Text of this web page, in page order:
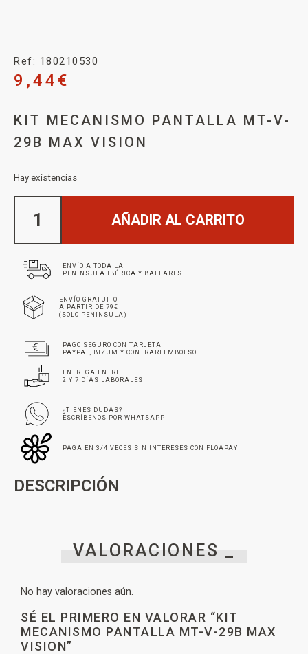
Ref: 180210530
9,44 €
KIT MECANISMO PANTALLA MT-V-
29B MAX VISION
Hay existencias
AÑADIR AL CARRITO
ENVÍO A TODA LA
PENINSULA IBÉRICA Y BALEARES
ENVÍO GRATUITO
A PARTIR DE 79€
(SOLO PENINSULA)
PAGO SEGURO CON TARJETA
PAYPAL, BIZUM Y CONTRAREEMBOLSO
ENTREGA ENTRE
2 Y 7 DÍAS LABORALES
¿TIENES DUDAS?
ESCRÍBENOS POR WHATSAPP
PAGA EN 3/4 VECES SIN INTERESES CON FLOAPAY
DESCRIPCIÓN
VALORACIONES _
No hay valoraciones aún.
SÉ EL PRIMERO EN VALORAR “KIT
MECANISMO PANTALLA MT-V-29B MAX
VISION”